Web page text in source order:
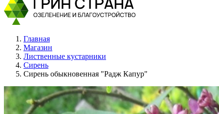
Главная
Магазин
Лиственные кустарники
Сирень
Сирень обыкновенная "Радж Капур"